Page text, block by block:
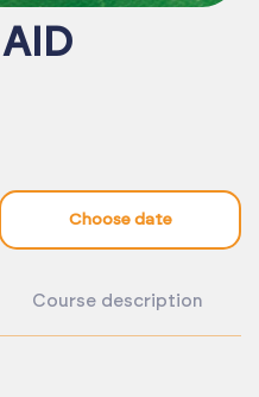
Choose date
Course description